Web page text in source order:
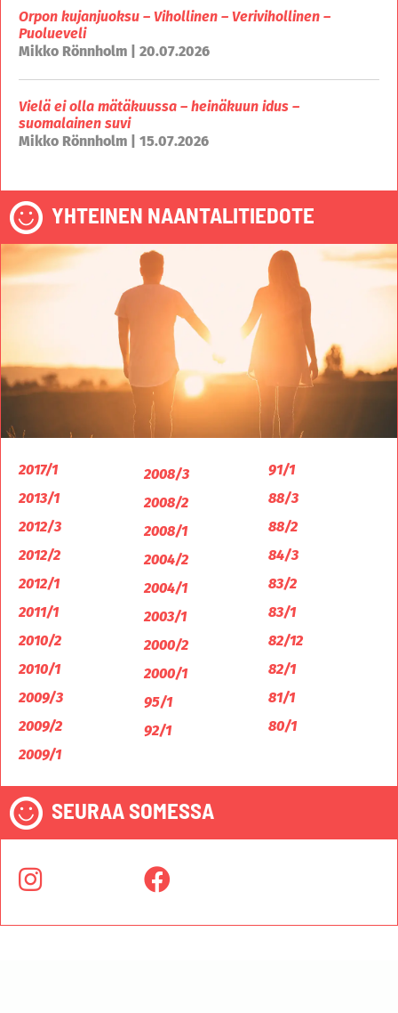
Orpon kujanjuoksu – Vihollinen – Verivihollinen –
Puolueveli
Mikko Rönnholm | 20.07.2026
Vielä ei olla mätäkuussa – heinäkuun idus –
suomalainen suvi
Mikko Rönnholm | 15.07.2026
YHTEINEN NAANTALITIEDOTE
2017/1
2013/1
2012/3
2012/2
2012/1
2011/1
2010/2
2010/1
2009/3
2009/2
2009/1
2008/3
2008/2
2008/1
2004/2
2004/1
2003/1
2000/2
2000/1
95/1
92/1
91/1
88/3
88/2
84/3
83/2
83/1
82/12
82/1
81/1
80/1
SEURAA SOMESSA